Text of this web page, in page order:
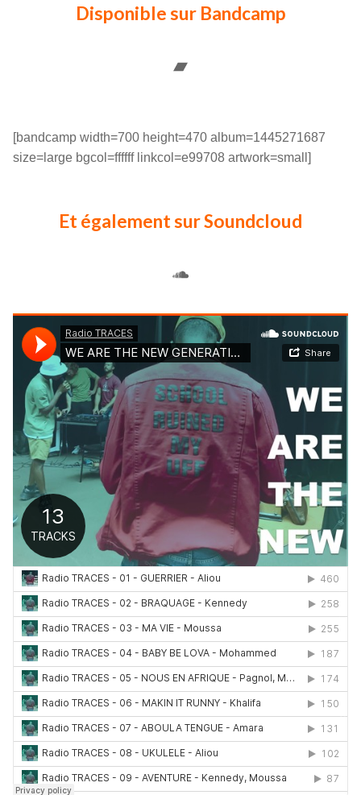
Disponible sur Bandcamp
Bandcamp
[bandcamp width=700 height=470 album=1445271687
size=large bgcol=ffffff linkcol=e99708 artwork=small]
Et également sur Soundcloud
SoundCloud